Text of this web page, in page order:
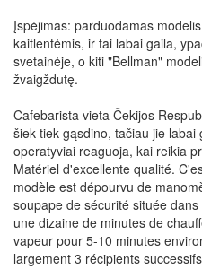
Įspėjimas: parduodamas
kaitlentėmis, ir tai labai gaila,
svetainėje, o kiti "Bellman"
žvaigždutę.
Cafebarista vieta Čekijos
šiek tiek gąsdino, tačiau jie
operatyviai reaguoja, kai reikia
Matériel d'excellente qualité.
modèle est dépourvu de
soupape de sécurité située
une dizaine de minutes de
vapeur pour 5-10 minutes
largement 3 récipients